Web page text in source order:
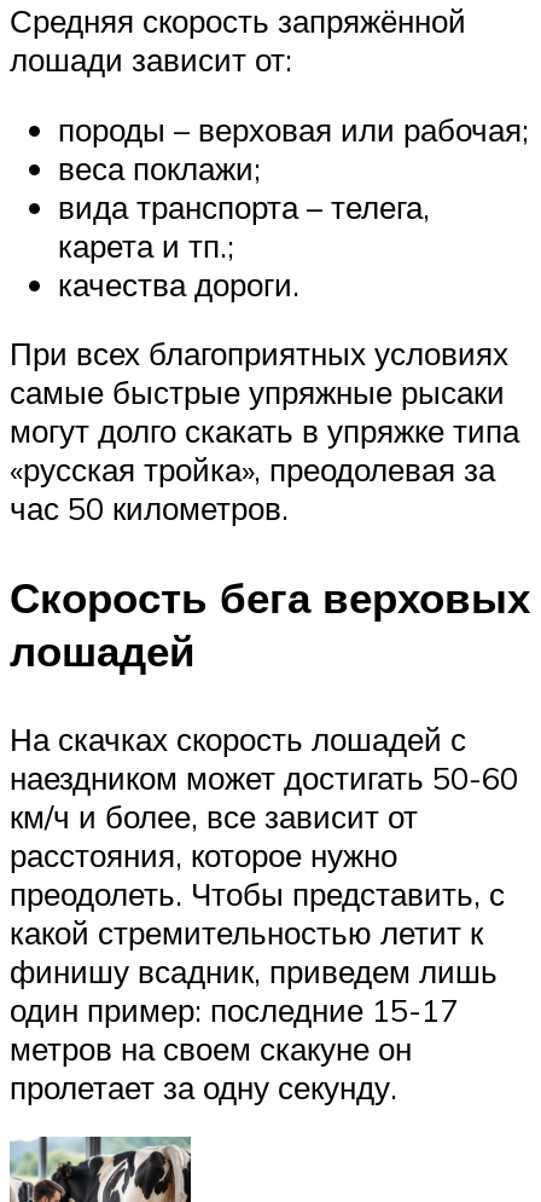
Средняя скорость запряжённой
лошади зависит от:
породы – верховая или рабочая;
веса поклажи;
вида транспорта – телега,
карета и тп.;
качества дороги.
При всех благоприятных условиях
самые быстрые упряжные рысаки
могут долго скакать в упряжке типа
«русская тройка», преодолевая за
час 50 километров.
Скорость бега верховых
лошадей
На скачках скорость лошадей с
наездником может достигать 50-60
км/ч и более, все зависит от
расстояния, которое нужно
преодолеть. Чтобы представить, с
какой стремительностью летит к
финишу всадник, приведем лишь
один пример: последние 15-17
метров на своем скакуне он
пролетает за одну секунду.